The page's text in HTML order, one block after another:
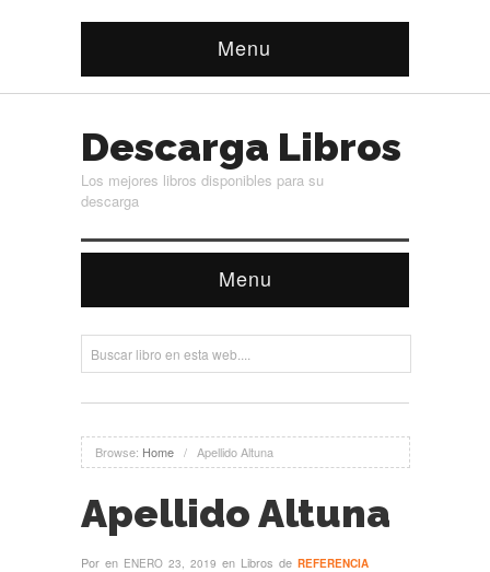
Menu
Descarga Libros
Los mejores libros disponibles para su
descarga
Menu
Browse: Home / Apellido Altuna
Apellido Altuna
Por en ENERO 23, 2019 en Libros de REFERENCIA